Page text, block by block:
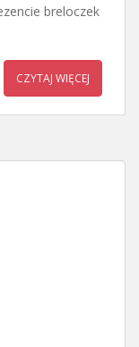
breloczek
CZYTAJ WIĘCEJ